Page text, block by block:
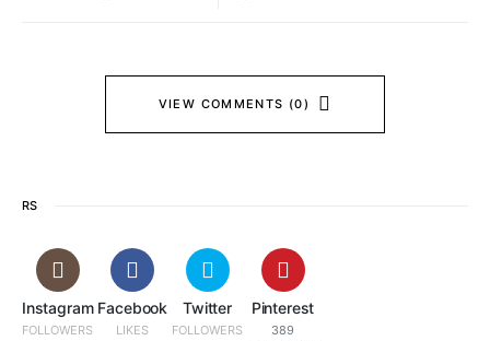
VIEW COMMENTS (0)
RS
Instagram
FOLLOWERS
Facebook
LIKES
Twitter
FOLLOWERS
Pinterest
389